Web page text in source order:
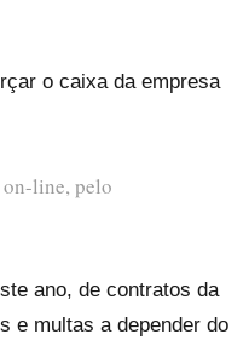
o caixa da empresa
on-line, pelo
ano, de contratos da
e multas a depender do